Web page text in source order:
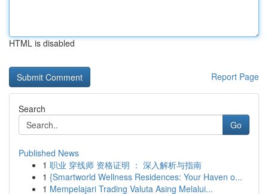
HTML is disabled
Report Page
Search
Go
Published News
1 职业 穿线师 资格证明 ： 深入解析与指南
1 {Smartworld Wellness Residences: Your Haven o...
1 Mempelajari Trading Valuta Asing Melalui...